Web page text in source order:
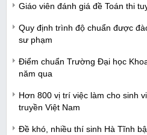
Giáo viên đánh giá đề Toán thi
Quy định trình độ chuẩn được
sư phạm
Điểm chuẩn Trường Đại học
năm qua
Hơn 800 vị trí việc làm cho sinh
truyền Việt Nam
Đề khó, nhiều thí sinh Hà Tĩnh